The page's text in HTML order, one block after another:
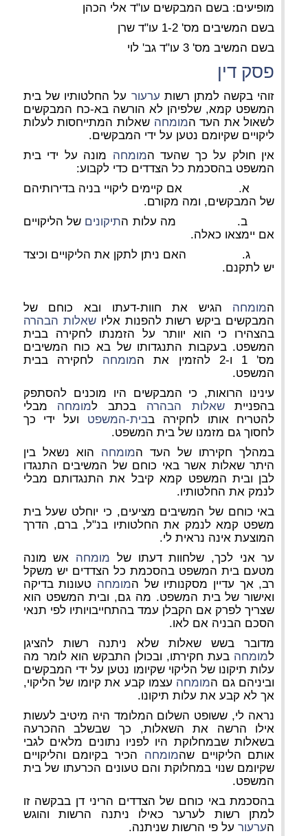
מופיעים: בשם המבקשים עו"ד אלי הכהן
בשם המשיבים מס' 1-2 עו"ד שרן
בשם המשיב מס' 3 עו"ד גב' לוי
פסק דין
זוהי בקשה למתן רשות ערעור על החלטותיו של בית
המשפט קמא, שלפיהן לא הורשה בא-כח המבקשים
לשאול את העד המומחה שאלות המתייחסות לעלות
ליקויים שקיומם נטען על ידי המבקשים.
אין חולק על כך שהעד המומחה מונה על ידי בית
המשפט בהסכמת כל הצדדים כדי לקבוע:
א. אם קיימים ליקויי בניה בדירותיהם
של המבקשים, ומה מקורם.
ב. מה עלות התיקונים של הליקויים
אם יימצאו כאלה.
ג. האם ניתן לתקן את הליקויים וכיצד
יש לתקנם.
המומחה הגיש את חוות-דעתו ובא כוחם של
המבקשים ביקש רשות להפנות אליושאלות הבהרה
בהצהירו כי הוא יוותר על הזמנתו לחקירה בבית
המשפט. בעקבות התנגדותו של בא כוח המשיבים
מס' 1 ו-2 להזמין את ה
מומחה לחקירה בבית
המשפט.
עינינו הרואות, כי המבקשים היו מוכנים להסתפק
בהפנייתשאלות הבהרה בכתב למומחה מבלי
להטריח אותו לחקירה בבית-המשפט ועל ידי כך
לחסוך גם מזמנו של בית המשפט.
במהלך חקירתו של העד המומחה הוא נשאל בין
היתר שאלות אשר באי כוחם של המשיבים התנגדו
לבן ובית המשפט קמא קיבל את התנגדותם מבלי
לנמק את החלטותיו.
באי כוחם של המשיבים מציעים, כי יוחלט שעל בית
משפט קמא לנמק את החלטותיו בנ"ל, ברם, הדרך
המוצעת אינה נראית לי.
ער אני לכך, שלחוות דעתו של מומחה אש מונה
מטעם בית המשפט בהסכמת כל הצדדים יש משקל
רב, אך עדיין מסקנותיו של המומחה טעונות בדיקה
ואישור של בית המשפט. מה גם, ובית המשפט הוא
שצריך לפרק אם הקבלן עמד בהתחייבויותיו לפי תנאי
הסכם הבניה אם לאו.
מדובר בשש שאלות שלא ניתנה רשות להציגן
למומחה בעת חקירתו, ובכולן התבקש הוא לומר מה
עלות תיקונו של הליקוי שקיומו נטען על ידי המבקשים
וביניהם גם המומחה עצמו קבע את קיומו של הליקוי,
אך לא קבע את עלות תיקונו.
נראה לי, ששופט השלום המלומד היה מיטיב לעשות
אילו הרשה את השאלות, כך שבשלב ההכרעה
בשאלות שבמחלוקת היו לפניו נתונים מלאים לגבי
אותם הליקויים שהמומחה הכיר בקיומם והליקויים
שקיומם שנוי במחלוקת והם טעונים הכרעתו של בית
המשפט.
בהסכמת באי כוחם של הצדדים הריני דן בבקשה זו
למתן רשות לערער כאילו ניתנה הרשות והוגש
הערעורעל פי הרשות שניתנה.